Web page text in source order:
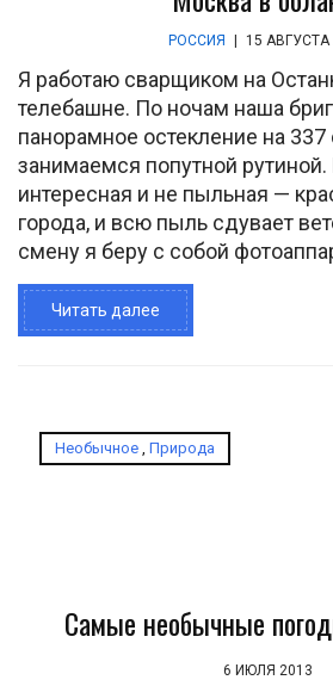
РОССИЯ 15 АВГУСТА
Я работаю сварщиком на
телебашне. По ночам наша
панорамное остекление на 337
занимаемся попутной рутиной.
интересная и не пыльная —
города, и всю пыль сдувает
смену я беру с собой
Читать далее
Необычное , Природа
Самые необычные
6 ИЮЛЯ 2013